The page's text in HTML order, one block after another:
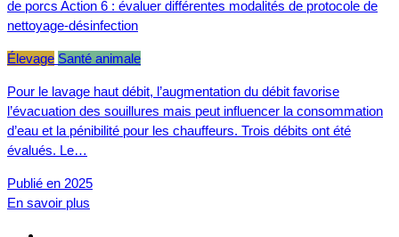
de porcs Action 6 : évaluer différentes modalités de protocole de
nettoyage-désinfection
Élevage Santé animale
Pour le lavage haut débit, l’augmentation du débit favorise
l’évacuation des souillures mais peut influencer la consommation
d’eau et la pénibilité pour les chauffeurs. Trois débits ont été
évalués. Le…
Publié en 2025
En savoir plus